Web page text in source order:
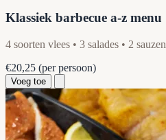
Klassiek barbecue a-z menu
4 soorten vlees • 3 salades • 2 sauzen
€20,25 (per persoon)
Voeg toe